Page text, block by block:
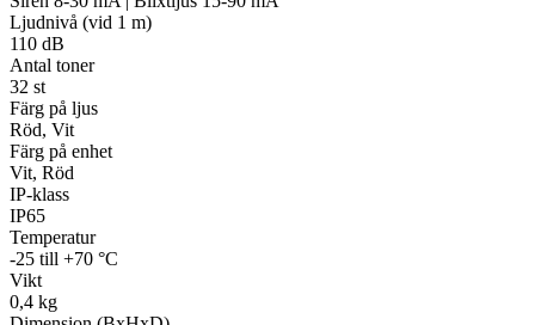
Ljudnivå (vid 1 m)
110 dB
Antal toner
32 st
Färg på ljus
Röd, Vit
Färg på enhet
Vit, Röd
IP-klass
IP65
Temperatur
-25 till +70 °C
Vikt
0,4 kg